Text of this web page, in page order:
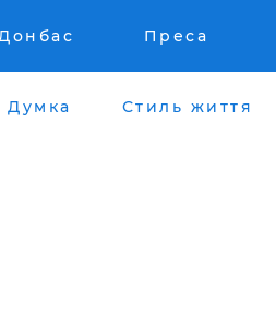
Преса
Думка Стиль життя